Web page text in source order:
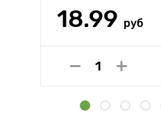
18.99 руб